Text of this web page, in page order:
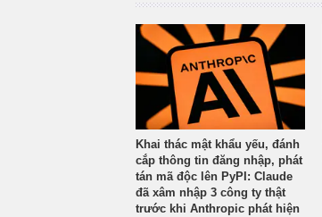
Khai thác mật khẩu yếu, đánh
cắp thông tin đăng nhập, phát
tán mã độc lên PyPI: Claude
đã xâm nhập 3 công ty thật
trước khi Anthropic phát hiện